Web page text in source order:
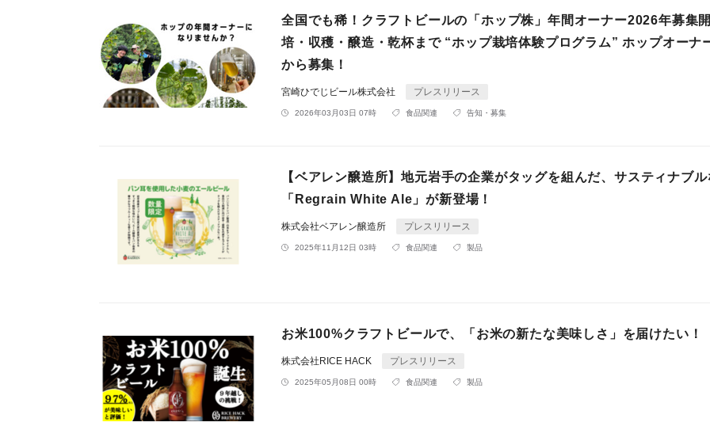
全国でも稀！クラフトビールの「ホップ株」年間オーナー2026年募集
培・収穫・醸造・乾杯まで “ホップ栽培体験プログラム” ホップオーナ
から募集！
宮崎ひでじビール株式会社 プレスリリース
2026年03月03日 07時 食品関連 告知・募集
【ベアレン醸造所】地元岩手の企業がタッグを組んだ、サスティナブ
「Regrain White Ale」が新登場！
株式会社ベアレン醸造所 プレスリリース
2025年11月12日 03時 食品関連 製品
お米100%クラフトビールで、「お米の新たな美味しさ」を届けたい！
株式会社RICE HACK プレスリリース
2025年05月08日 00時 食品関連 製品